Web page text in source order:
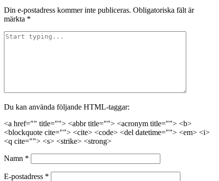
Din e-postadress kommer inte publiceras. Obligatoriska fält är
märkta *
Du kan använda följande HTML-taggar:
<a href="" title=""> <abbr title=""> <acronym title=""> <b>
<blockquote cite=""> <cite> <code> <del datetime=""> <em> <i>
<q cite=""> <s> <strike> <strong>
Namn *
E-postadress *